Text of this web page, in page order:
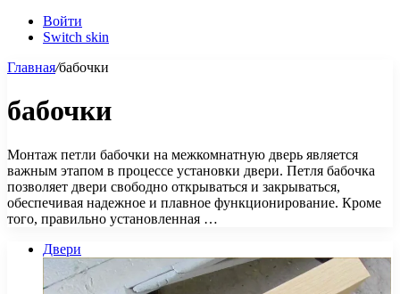
Войти
Switch skin
Главная/бабочки
бабочки
Монтаж петли бабочки на межкомнатную дверь является
важным этапом в процессе установки двери. Петля бабочка
позволяет двери свободно открываться и закрываться,
обеспечивая надежное и плавное функционирование. Кроме
того, правильно установленная …
Двери